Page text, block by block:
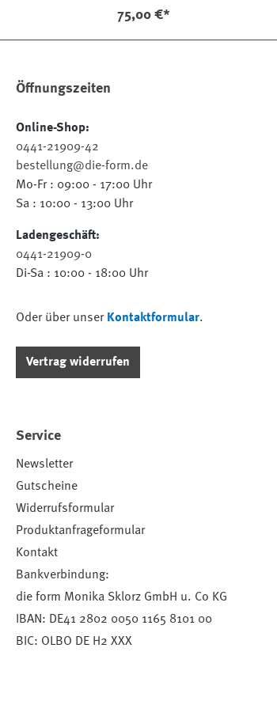
75,00 €*
Öffnungszeiten
Online-Shop:
0441-21909-42
bestellung@die-form.de
Mo-Fr : 09:00 - 17:00 Uhr
Sa : 10:00 - 13:00 Uhr
Ladengeschäft:
0441-21909-0
Di-Sa : 10:00 - 18:00 Uhr
Oder über unser Kontaktformular.
Vertrag widerrufen
Service
Newsletter
Gutscheine
Widerrufsformular
Produktanfrageformular
Kontakt
Bankverbindung:
die form Monika Sklorz GmbH u. Co KG
IBAN: DE41 2802 0050 1165 8101 00
BIC: OLBO DE H2 XXX